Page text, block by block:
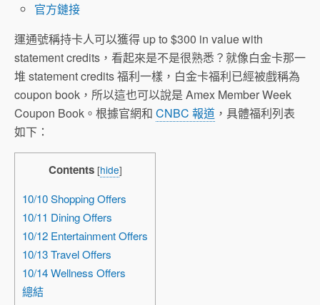
官方鏈接
運通號稱持卡人可以獲得 up to $300 in value with
statement credits，看起來是不是很熟悉？就像白金卡那一
堆 statement credits 福利一樣，白金卡福利已經被戲稱為
coupon book，所以這也可以說是 Amex Member Week
Coupon Book。根據官網和 CNBC 報道 ，具體福利列表
如下：
Contents [hide]
10/10 Shopping Offers
10/11 Dining Offers
10/12 Entertainment Offers
10/13 Travel Offers
10/14 Wellness Offers
總結